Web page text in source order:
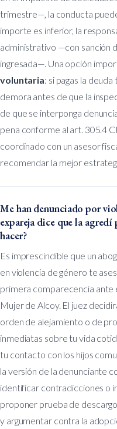
trimestre—, la conducta
importe es inferior, la
administrativo —con sanción
ingresada—. Una opción
voluntaria: si pagas la
demora antes de que la
de que se interponga
pena conforme al art. 305.4
coordinado con un asesor
recomendar la mejor
Me han denunciado por
expareja dice que la agredí
hacer?
Es imprescindible que un
en violencia de género te
primera comparecencia ante
Mujer de Alcoy. El juez
orden de alejamiento o de
inmediatas sobre tu vida
tu contacto con los hijos
la versión de la denunciante
identificar contradicciones o
proponer prueba de
y argumentar contra la